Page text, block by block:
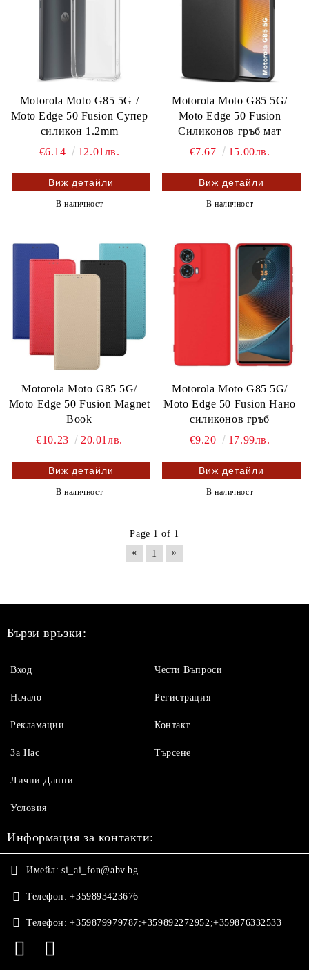
Motorola Moto G85 5G /
Moto Edge 50 Fusion Супер
силикон 1.2mm
€6.14
12.01лв.
Виж детайли
В наличност
Motorola Moto G85 5G/
Moto Edge 50 Fusion
Силиконов гръб мат
€7.67
15.00лв.
Виж детайли
В наличност
Motorola Moto G85 5G/
Moto Edge 50 Fusion Magnet
Book
€10.23
20.01лв.
Виж детайли
В наличност
Motorola Moto G85 5G/
Moto Edge 50 Fusion Нано
силиконов гръб
€9.20
17.99лв.
Виж детайли
В наличност
Page 1 of 1
«
1 »
Бързи връзки:
Вход
Начало
Рекламации
За Нас
Чести Въпроси
Регистрация
Контакт
Търсене
Лични Данни
Условия
Информация за контакти:
Имейл: si_ai_fon@abv.bg
Телефон: +359893423676
Телефон: +359879979787;+359892272952;+359876332533